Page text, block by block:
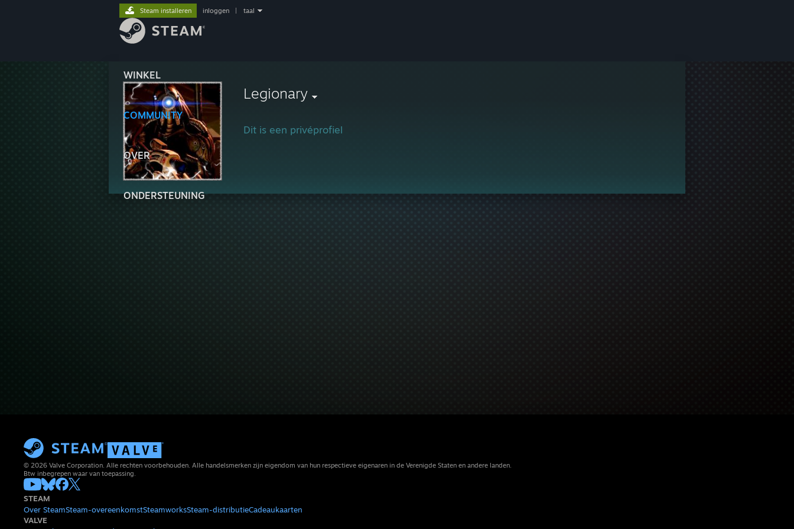
WINKEL
COMMUNITY
OVER
ONDERSTEUNING
Steam installeren inloggen taal
Legionary
Dit is een privéprofiel
© 2026 Valve Corporation. Alle rechten voorbehouden. Alle handelsmerken zijn eigendom van hun respectieve eigenaren in de Verenigde Staten en andere landen.
Btw inbegrepen waar van toepassing.
STEAM
Over SteamSteam-overeenkomstSteamworksSteam-distributieCadeaukaarten
VALVE